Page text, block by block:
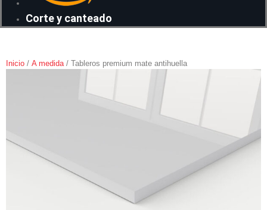
Corte y canteado
Inicio / A medida / Tableros premium mate antihuella